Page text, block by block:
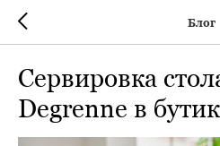
Блог
Сервировка
Degrenne в